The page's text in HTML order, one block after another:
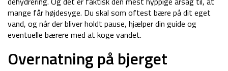
mange får højdesyge. Du skal som oftest bære på dit eget
vand, og når der bliver holdt pause, hjælper din guide og
eventuelle bærere med at koge vandet.
Overnatning på bjerget